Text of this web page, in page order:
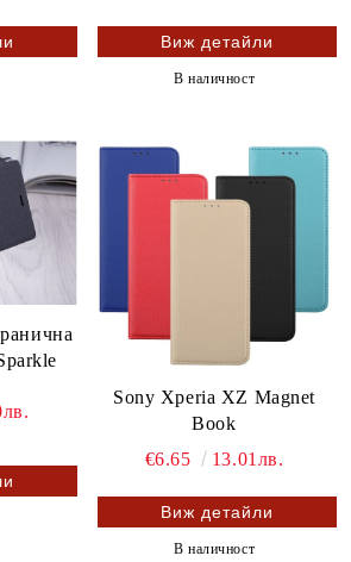
Виж детайли
В наличност
Sony Xperia XZ Magnet
Book
€6.65
13.01лв.
Виж детайли
В наличност